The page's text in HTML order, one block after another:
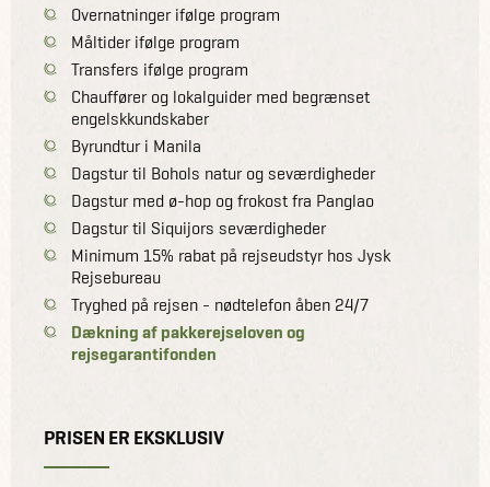
Overnatninger ifølge program
Måltider ifølge program
Transfers ifølge program
Chauffører og lokalguider med begrænset
engelskkundskaber
Byrundtur i Manila
Dagstur til Bohols natur og seværdigheder
Dagstur med ø-hop og frokost fra Panglao
Dagstur til Siquijors seværdigheder
Minimum 15% rabat på rejseudstyr hos Jysk
Rejsebureau
Tryghed på rejsen - nødtelefon åben 24/7
Dækning af pakkerejseloven og
rejsegarantifonden
PRISEN ER EKSKLUSIV